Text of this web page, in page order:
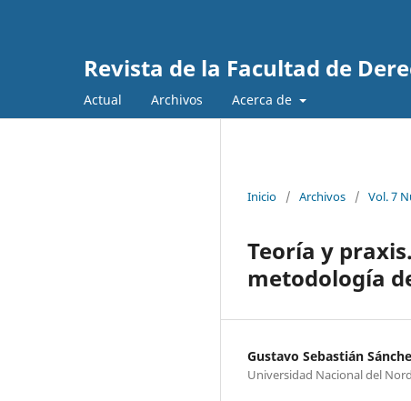
Revista de la Facultad de
Actual Archivos Acerca de
Inicio / Archivos / Vol. 7
Teoría y
metodología
Gustavo Sebastián
Universidad Nacional del